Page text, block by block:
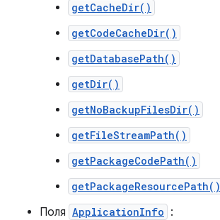
getCacheDir()
getCodeCacheDir()
getDatabasePath()
getDir()
getNoBackupFilesDir()
getFileStreamPath()
getPackageCodePath()
getPackageResourcePath()
Поля ApplicationInfo :